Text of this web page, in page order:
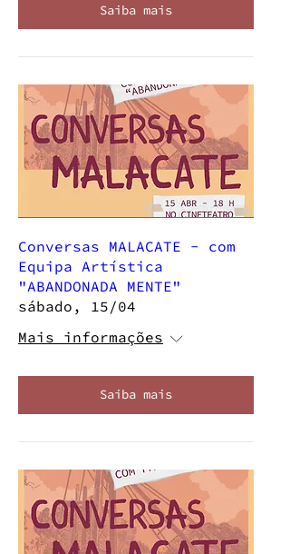
Saiba mais
Conversas MALACATE - com
Equipa Artística
"ABANDONADA MENTE"
sábado, 15/04
Mais informações
Saiba mais